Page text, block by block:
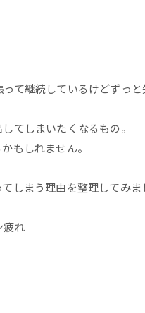
て継続しているけどずっと
てしまいたくなるもの。
もしれません。
しまう理由を整理してみま
疲れ